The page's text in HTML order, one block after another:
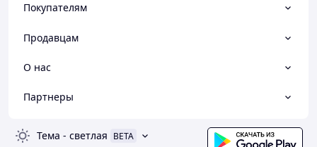
Покупателям
Продавцам
О нас
Партнеры
Тема - светлая BETA